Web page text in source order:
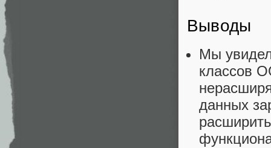
Выводы
Мы
классов
данных